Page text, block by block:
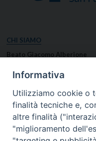
CHI SIAMO
Beato Giacomo Alberione
Missione Paolina
Luoghi delle Origini
Governo Generale
Informativa
Utilizziamo cookie o
finalità tecniche e,
altre finalità
"miglioramento